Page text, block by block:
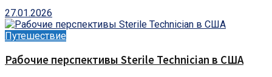
27.01.2026
Путешествие
Рабочие перспективы Sterile Technician в США